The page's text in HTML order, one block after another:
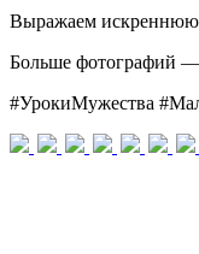
Выражаем искреннюю
Больше фотографий —
#УрокиМужества